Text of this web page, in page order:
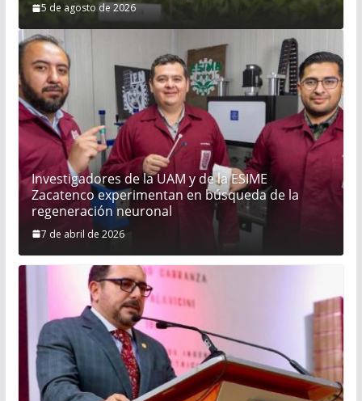
5 de agosto de 2026
Investigadores de la UAM y de la ESIME
Zacatenco experimentan en búsqueda de la
regeneración neuronal
7 de abril de 2026